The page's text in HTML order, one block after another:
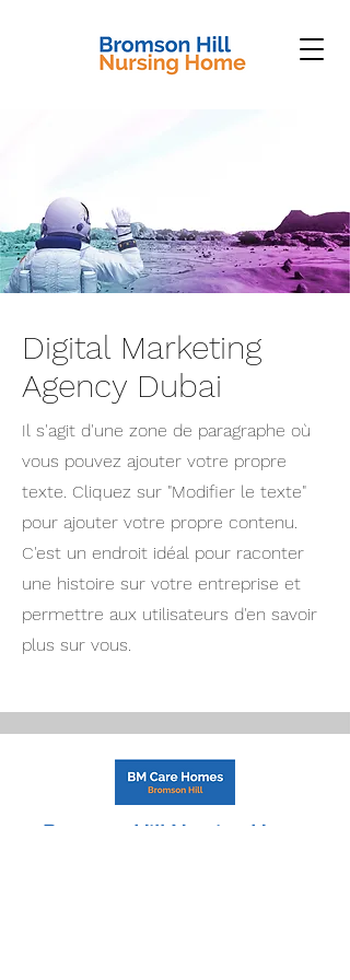
Digital Marketing
Agency Dubai
Il s'agit d'une zone de paragraphe où
vous pouvez ajouter votre propre
texte. Cliquez sur "Modifier le texte"
pour ajouter votre propre contenu.
C'est un endroit idéal pour raconter
une histoire sur votre entreprise et
permettre aux utilisateurs d'en savoir
plus sur vous.
Bromson Hill Nursing Home